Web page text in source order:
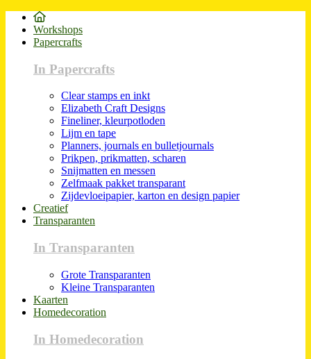
Workshops
Papercrafts
In Papercrafts
Clear stamps en inkt
Elizabeth Craft Designs
Fineliner, kleurpotloden
Lijm en tape
Planners, journals en bulletjournals
Prikpen, prikmatten, scharen
Snijmatten en messen
Zelfmaak pakket transparant
Zijdevloeipapier, karton en design papier
Creatief
Transparanten
In Transparanten
Grote Transparanten
Kleine Transparanten
Kaarten
Homedecoration
In Homedecoration